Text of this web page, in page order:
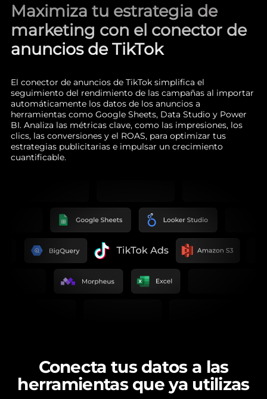
Maximiza tu estrategia de
marketing con el conector de
anuncios de TikTok
El conector de anuncios de TikTok simplifica el
seguimiento del rendimiento de las campañas al importar
automáticamente los datos de los anuncios a
herramientas como Google Sheets, Data Studio y Power
BI. Analiza las métricas clave, como las impresiones, los
clics, las conversiones y el ROAS, para optimizar tus
estrategias publicitarias e impulsar un crecimiento
cuantificable.
Conecta tus datos a las
herramientas que ya utilizas